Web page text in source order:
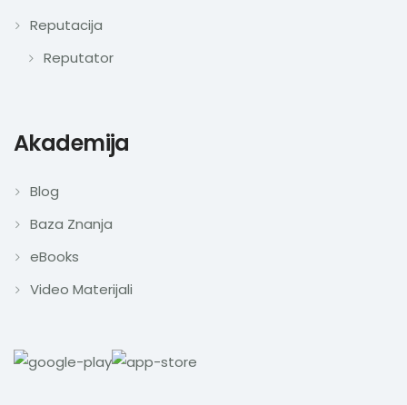
Reputacija
Reputator
Akademija
Blog
Baza Znanja
eBooks
Video Materijali